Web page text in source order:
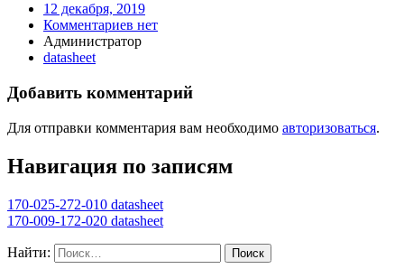
12 декабря, 2019
Комментариев нет
Администратор
datasheet
Добавить комментарий
Для отправки комментария вам необходимо авторизоваться.
Навигация по записям
170-025-272-010 datasheet
170-009-172-020 datasheet
Найти: